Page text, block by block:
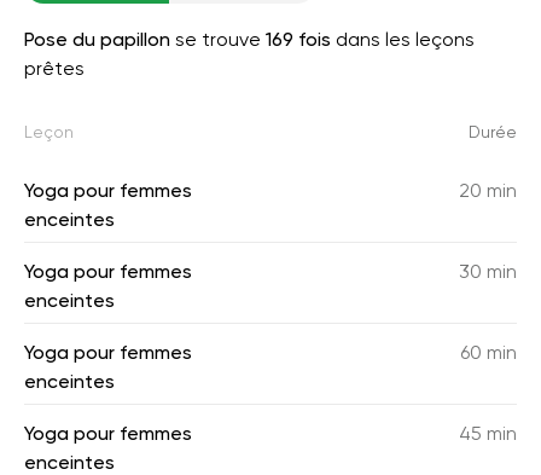
Pose du papillon se trouve 169 fois dans les leçons
prêtes
Leçon Durée
Yoga pour femmes
enceintes
20 min
Yoga pour femmes
enceintes
30 min
Yoga pour femmes
enceintes
60 min
Yoga pour femmes
enceintes
45 min